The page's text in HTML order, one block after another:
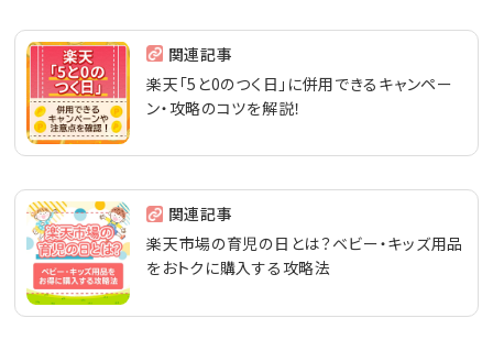
関連記事
楽天「5と0のつく日」に併用できるキャンペー
ン・攻略のコツを解説！
関連記事
楽天市場の育児の日とは？ベビー・キッズ用品
をおトクに購入する攻略法